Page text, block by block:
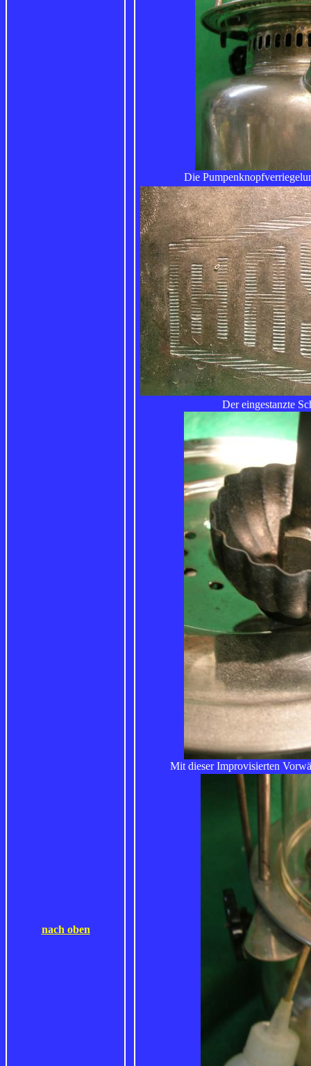
nach oben
Die
Der eingestanzte
Mit dieser Improvisierten